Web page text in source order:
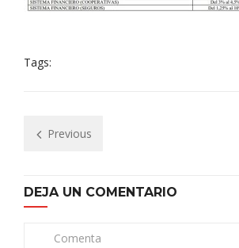
Tags:
Previous
DEJA UN COMENTARIO
Comenta